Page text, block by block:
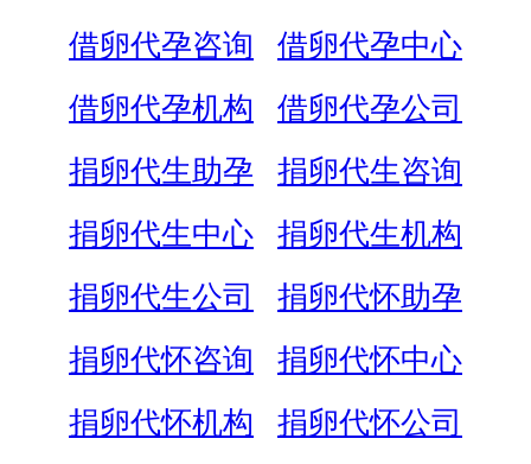
借卵代孕咨询
借卵代孕中心
借卵代孕机构
借卵代孕公司
捐卵代生助孕
捐卵代生咨询
捐卵代生中心
捐卵代生机构
捐卵代生公司
捐卵代怀助孕
捐卵代怀咨询
捐卵代怀中心
捐卵代怀机构
捐卵代怀公司